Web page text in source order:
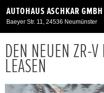
AUTOHAUS ASCHKAR
Baeyer Str. 11, 24536 Neumünster
Neuwagen
DEN NEUEN ZR-V
LEASEN